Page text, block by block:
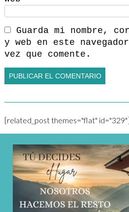
Guarda mi nombre,
y web en este
vez que comente.
[related_post themes="flat" id="329"]